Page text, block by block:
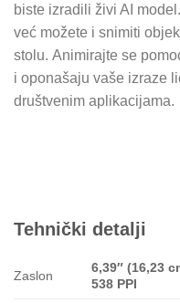
biste izradili živi AI
već možete i snimiti
stolu. Animirajte se
i oponašaju vaše izraze
društvenim aplikacijama.
Tehnički detalji
Zaslon
6,39″ (16,23
538 PPI